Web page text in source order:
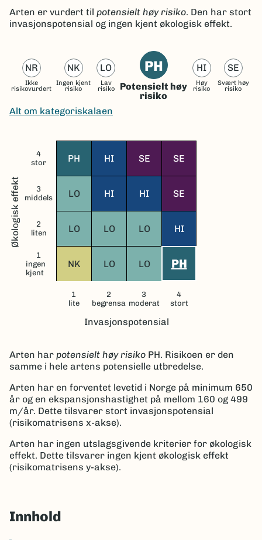
Arten er vurdert til potensielt høy risiko. Den har stort
invasjonspotensial og ingen kjent økologisk effekt.
NR
Ikke
risikovurdert
NK
Ingen kjent
risiko
LO
Lav
risiko
PH
Potensielt høy
risiko
HI
Høy
risiko
SE
Svært høy
risiko
Alt om kategoriskalaen
Økologisk effekt
4
stor
PH HI SE SE
3
middels
LO HI HI SE
2
liten
LO LO LO HI
1
ingen
kjent
NK LO LO PH
1
lite
2
begrensa
3
moderat
4
stort
Invasjonspotensial
Arten har potensielt høy risiko PH. Risikoen er den
samme i hele artens potensielle utbredelse.
Arten har en forventet levetid i Norge på minimum 650
år og en ekspansjonshastighet på mellom 160 og 499
m/år. Dette tilsvarer stort invasjonspotensial
(risikomatrisens x-akse).
Arten har ingen utslagsgivende kriterier for økologisk
effekt. Dette tilsvarer ingen kjent økologisk effekt
(risikomatrisens y-akse).
Innhold